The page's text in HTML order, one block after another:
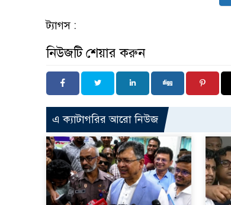
ট্যাগস :
নিউজটি শেয়ার করুন
এ ক্যাটাগরির আরো নিউজ